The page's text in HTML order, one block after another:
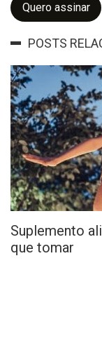
Quero assinar
POSTS
Suplemento
que tomar